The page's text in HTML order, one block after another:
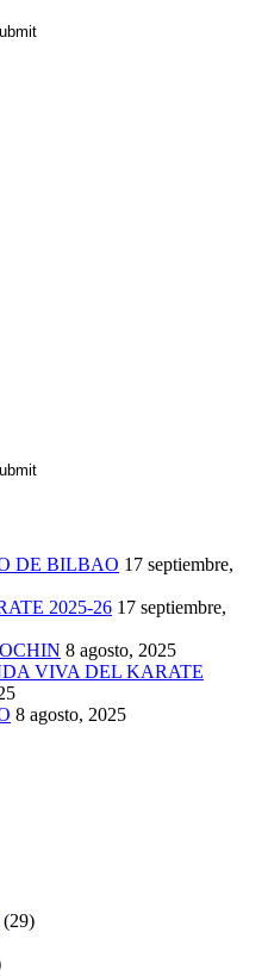
DE BILBAO 17 septiembre,
2025-26 17 septiembre,
8 agosto, 2025
VIVA DEL KARATE
8 agosto, 2025
(29)